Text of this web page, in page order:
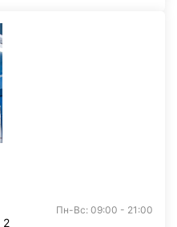
Пн-Вс: 09:00 - 21:00
2